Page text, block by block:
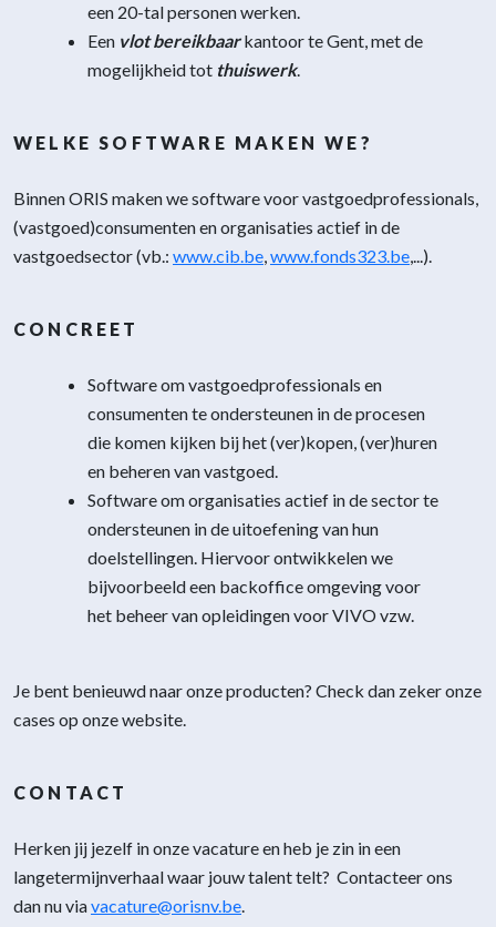
een 20-tal personen werken.
Een vlot bereikbaarkantoor te Gent, met de
mogelijkheid tot thuiswerk.
WELKE SOFTWARE MAKEN WE?
Binnen ORIS maken we software voor vastgoedprofessionals,
(vastgoed)consumenten en organisaties actief in de
vastgoedsector (vb.: www.cib.be,www.fonds323.be,...).
CONCREET
Software om vastgoedprofessionals en
consumenten te ondersteunen in de procesen
die komen kijken bij het (ver)kopen, (ver)huren
en beheren van vastgoed.
Software om organisaties actief in de sector te
ondersteunen in de uitoefening van hun
doelstellingen. Hiervoor ontwikkelen we
bijvoorbeeld een backoffice omgeving voor
het beheer van opleidingen voor VIVO vzw.
Je bent benieuwd naar onze producten? Check dan zeker onze
cases op onze website.
CONTACT
Herken jij jezelf in onze vacature en heb je zin in een
langetermijnverhaal waar jouw talent telt? Contacteer ons
dan nu viavacature@orisnv.be.